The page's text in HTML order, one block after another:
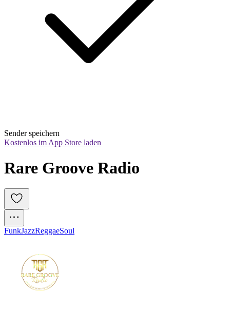
Sender speichern
Kostenlos im App Store laden
Rare Groove Radio
FunkJazzReggaeSoul